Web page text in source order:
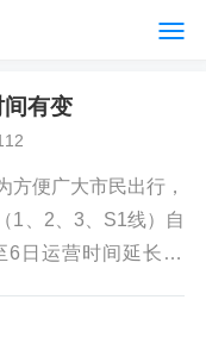
有变
方便广大市民出行，
1、2、3、S1线）自
6日运营时间延长30